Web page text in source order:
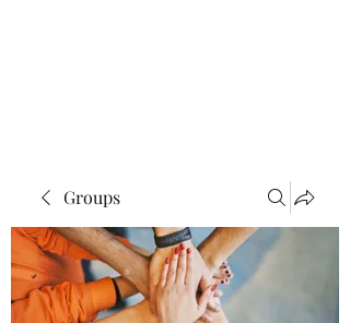
Groups